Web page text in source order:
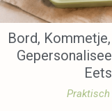
Bord,
Praktisch